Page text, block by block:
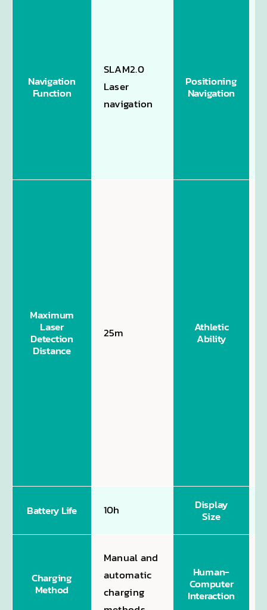
Navigation
Function
SLAM2.0
Laser
navigation
Positioning
Navigation
Maximum
Laser
Detection
Distance
25m Athletic
Ability
Battery Life 10h Display
Size
Charging
Method
Manual and
automatic
charging
Human-
Computer
Interaction